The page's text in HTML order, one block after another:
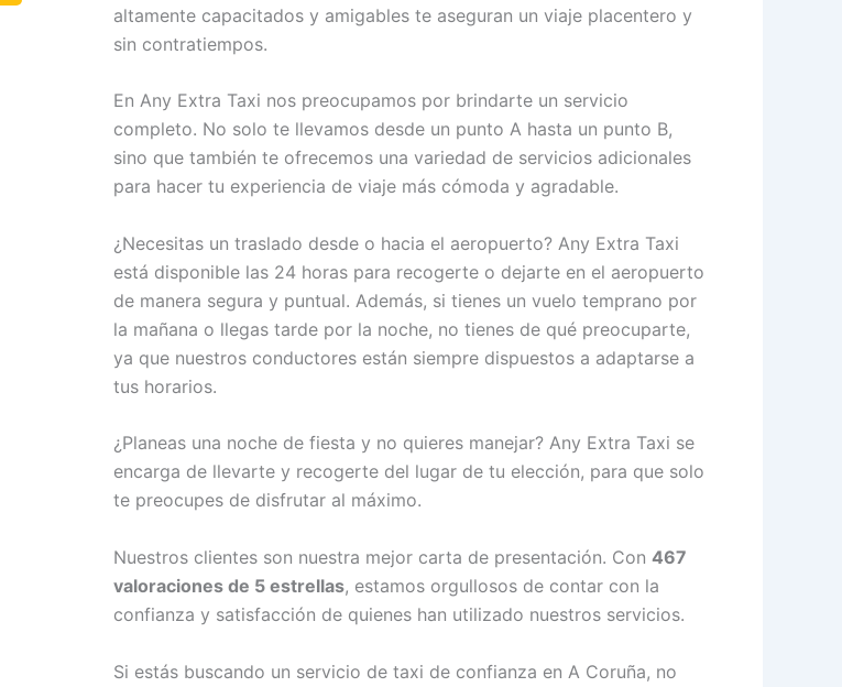
altamente capacitados y amigables te aseguran un viaje placentero y
sin contratiempos.
En Any Extra Taxi nos preocupamos por brindarte un servicio
completo. No solo te llevamos desde un punto A hasta un punto B,
sino que también te ofrecemos una variedad de servicios adicionales
para hacer tu experiencia de viaje más cómoda y agradable.
¿Necesitas un traslado desde o hacia el aeropuerto? Any Extra Taxi
está disponible las 24 horas para recogerte o dejarte en el aeropuerto
de manera segura y puntual. Además, si tienes un vuelo temprano por
la mañana o llegas tarde por la noche, no tienes de qué preocuparte,
ya que nuestros conductores están siempre dispuestos a adaptarse a
tus horarios.
¿Planeas una noche de fiesta y no quieres manejar? Any Extra Taxi se
encarga de llevarte y recogerte del lugar de tu elección, para que solo
te preocupes de disfrutar al máximo.
Nuestros clientes son nuestra mejor carta de presentación. Con 467
valoraciones de 5 estrellas, estamos orgullosos de contar con la
confianza y satisfacción de quienes han utilizado nuestros servicios.
Si estás buscando un servicio de taxi de confianza en A Coruña, no